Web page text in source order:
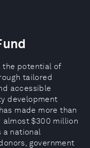
the potential of
tailored
accessible
development
made more than
almost $300 million
a national
government